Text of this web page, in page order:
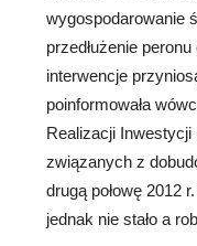
wygospodarowanie
przedłużenie
interwencje
poinformowała
Realizacji
związanych z
drugą połowę 2012
jednak nie stało a